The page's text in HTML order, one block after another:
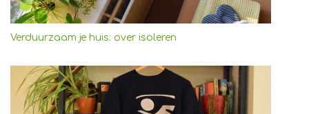
Verduurzaam je huis: over isoleren